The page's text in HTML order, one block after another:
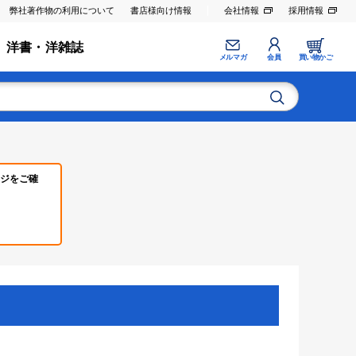
弊社著作物の利用について 書店様向け情報 会社情報 採用情報
洋書・洋雑誌
メルマガ 会員 買い物かご
をご確